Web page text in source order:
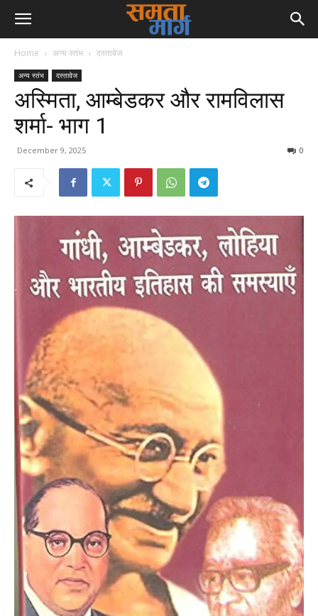
Home अन्य स्तंभ दस्तावेज
अन्य स्तंभ दस्तावेज
अस्मिता, आम्बेडकर और रामविलास
शर्मा- भाग 1
December 9, 2025 0